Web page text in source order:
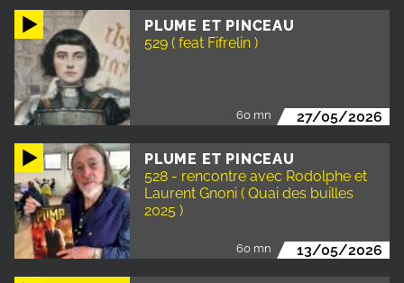
PLUME ET PINCEAU
529 ( feat Fifrelin )
60 mn 27/05/2026
PLUME ET PINCEAU
528 - rencontre avec Rodolphe et
Laurent Gnoni ( Quai des builles
2025 )
60 mn 13/05/2026